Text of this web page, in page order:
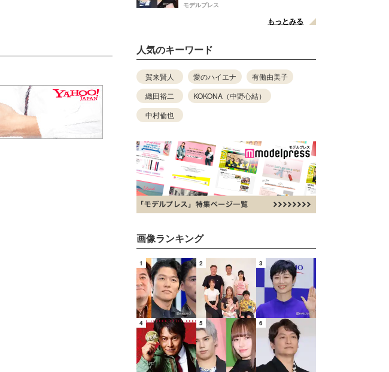
モデルプレス
もっとみる
人気のキーワード
賀来賢人 愛のハイエナ
有働由美子
織田裕二
KOKONA（中野心結）
中村倫也
画像ランキング
1 2 3
4 5 6